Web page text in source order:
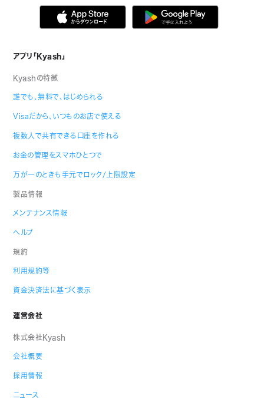
アプリ「Kyash」
Kyashの特徴
誰でも、無料で、はじめられる
Visaだから、いつものお店で使える
複数人で共有できる口座を作れる
お金の管理をスマホひとつで
万が一のときも手元でロック/上限設定
製品情報
メンテナンス情報
ヘルプ
規約
利用規約等
資金決済法に基づく表示
運営会社
株式会社Kyash
会社概要
採用情報
ニュース